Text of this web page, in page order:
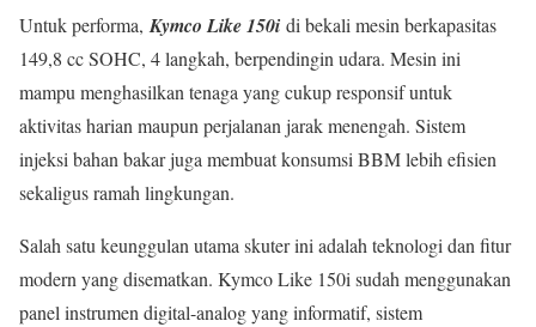
Untuk performa, Kymco Like 150i di bekali mesin berkapasitas
149,8 cc SOHC, 4 langkah, berpendingin udara. Mesin ini
mampu menghasilkan tenaga yang cukup responsif untuk
aktivitas harian maupun perjalanan jarak menengah. Sistem
injeksi bahan bakar juga membuat konsumsi BBM lebih efisien
sekaligus ramah lingkungan.
Salah satu keunggulan utama skuter ini adalah teknologi dan fitur
modern yang disematkan. Kymco Like 150i sudah menggunakan
panel instrumen digital-analog yang informatif, sistem